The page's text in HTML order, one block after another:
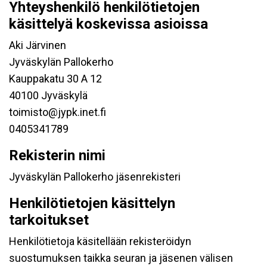
Yhteyshenkilö henkilötietojen
käsittelyä koskevissa asioissa
Aki Järvinen
Jyväskylän Pallokerho
Kauppakatu 30 A 12
40100 Jyväskylä
toimisto@jypk.inet.fi
0405341789
Rekisterin nimi
Jyväskylän Pallokerho jäsenrekisteri
Henkilötietojen käsittelyn
tarkoitukset
Henkilötietoja käsitellään rekisteröidyn
suostumuksen taikka seuran ja jäsenen välisen